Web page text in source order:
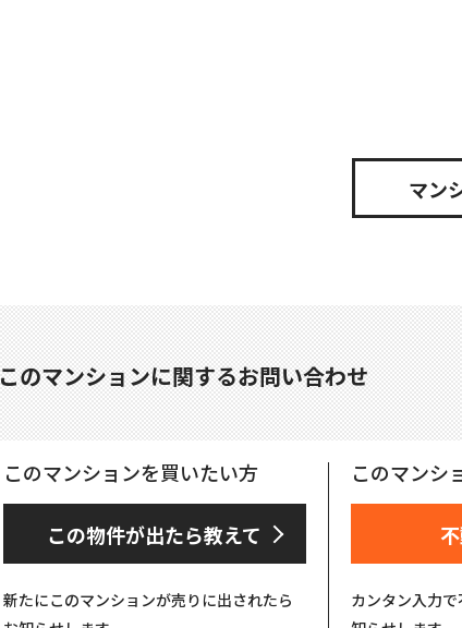
マン
このマンションに関するお問い合わせ
このマンションを買いたい方
この物件が出たら教えて
新たにこのマンションが売りに出されたら
このマンシ
カンタン入力